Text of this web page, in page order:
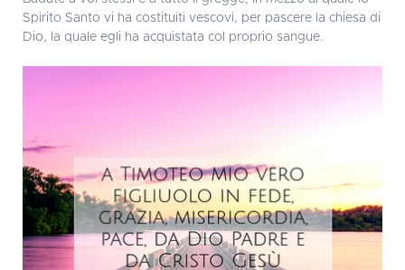
Spirito Santo vi ha costituiti vescovi, per pascere la chiesa di
Dio, la quale egli ha acquistata col proprio sangue.